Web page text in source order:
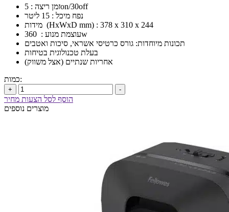
זמן ריצה : 5on/30off
נפח מיכל : 15 ליטר
מידות (HxWxD mm) : 378 x 310 x 244
עוצמת מנוע : 360w
תכונות מיוחדות: גורס כרטיסי אשראי, סיכות ואטבים
בעלת טכנולוגית בטיחות
כמות:
+ -
הוסף לסל הצעות מחיר
מוצרים נוספים